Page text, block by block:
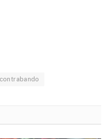
contrabando